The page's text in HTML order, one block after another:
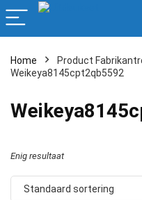
Home Product
Weikeya8145cpt2qb5592
Enig resultaat
Standaard sortering